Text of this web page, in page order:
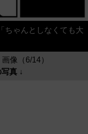
ちゃんとしなくても大
像（6/14）
真 ↓